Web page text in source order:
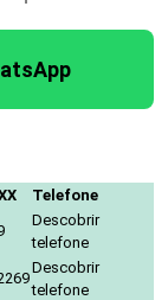
Telefone
Descobrir
telefone
Descobrir
telefone